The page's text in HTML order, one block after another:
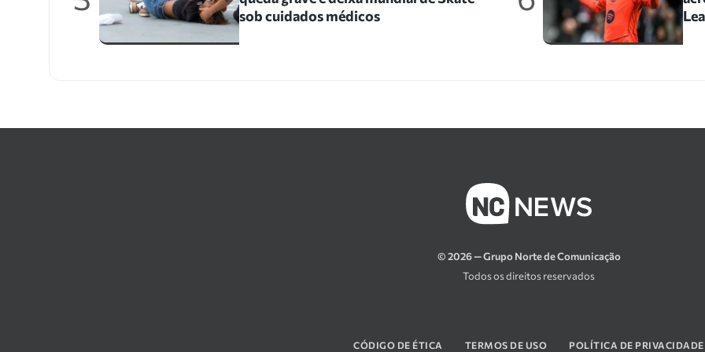
sob cuidados médicos
© 2026 — Grupo Norte de Comunicação
Todos os direitos reservados
CÓDIGO DE ÉTICA TERMOS DE USO POLÍTICA DE PRIVACIDADE